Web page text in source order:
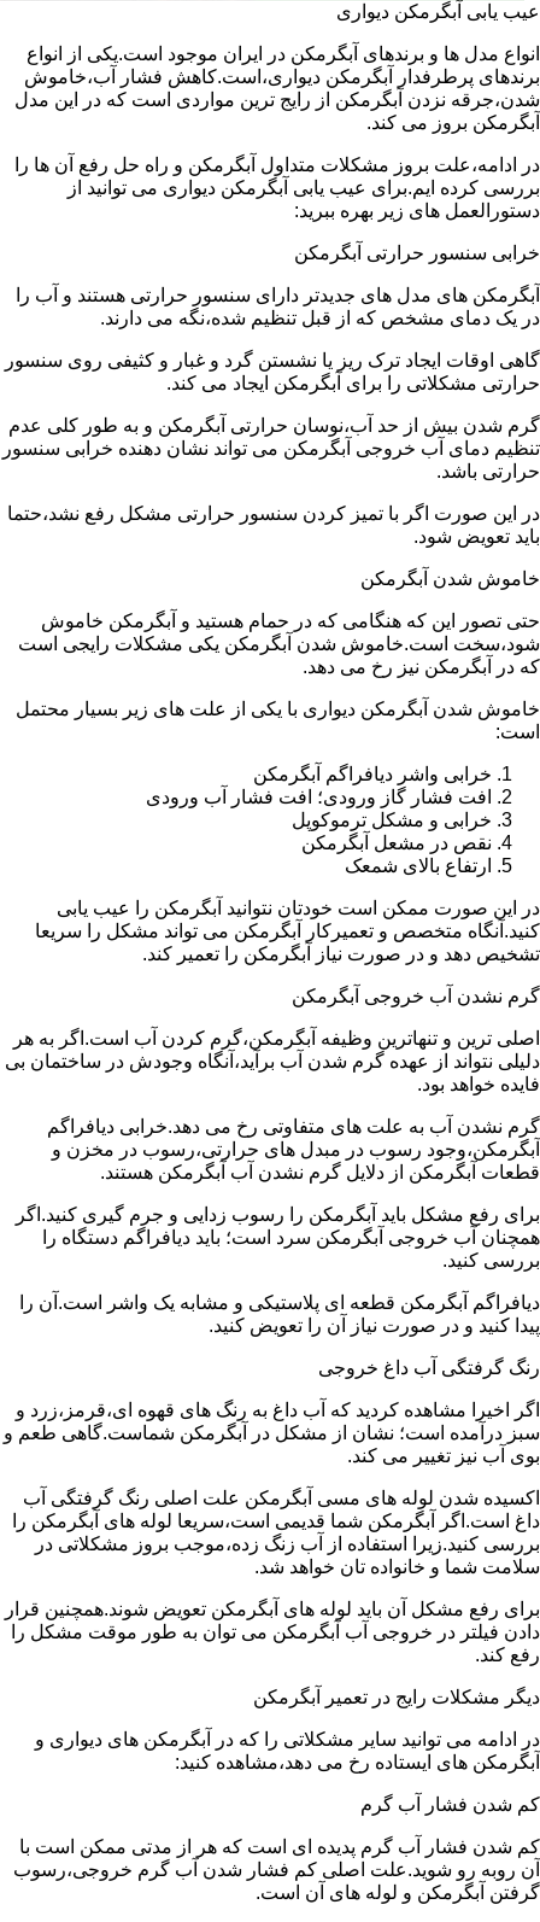
عیب یابی آبگرمکن دیواری
انواع مدل ها و برندهای آبگرمکن در ایران موجود است.یکی از انواع
برندهای پرطرفدار آبگرمکن دیواری،است.کاهش فشار آب،خاموش
شدن،جرقه نزدن آبگرمکن از رایج ترین مواردی است که در این مدل
آبگرمکن بروز می کند.
در ادامه،علت بروز مشکلات متداول آبگرمکن و راه حل رفع آن ها را
بررسی کرده ایم.برای عیب یابی آبگرمکن دیواری می توانید از
دستورالعمل های زیر بهره ببرید:
خرابی سنسور حرارتی آبگرمکن
آبگرمکن های مدل های جدیدتر دارای سنسور حرارتی هستند و آب را
در یک دمای مشخص که از قبل تنظیم شده،نگه می دارند.
گاهی اوقات ایجاد ترک ریز یا نشستن گرد و غبار و کثیفی روی سنسور
حرارتی مشکلاتی را برای آبگرمکن ایجاد می کند.
گرم شدن بیش از حد آب،نوسان حرارتی آبگرمکن و به طور کلی عدم
تنظیم دمای آب خروجی آبگرمکن می تواند نشان دهنده خرابی سنسور
حرارتی باشد.
در این صورت اگر با تمیز کردن سنسور حرارتی مشکل رفع نشد،حتما
باید تعویض شود.
خاموش شدن آبگرمکن
حتی تصور این که هنگامی که در حمام هستید و آبگرمکن خاموش
شود،سخت است.خاموش شدن آبگرمکن یکی مشکلات رایجی است
که در آبگرمکن نیز رخ می دهد.
خاموش شدن آبگرمکن دیواری با یکی از علت های زیر بسیار محتمل
است:
خرابی واشر دیافراگم آبگرمکن
افت فشار گاز ورودی؛ افت فشار آب ورودی
خرابی و مشکل ترموکوپل
نقص در مشعل آبگرمکن
ارتفاع بالای شمعک
در این صورت ممکن است خودتان نتوانید آبگرمکن را عیب یابی
کنید.آنگاه متخصص و تعمیرکار آبگرمکن می تواند مشکل را سریعا
تشخیص دهد و در صورت نیاز آبگرمکن را تعمیر کند.
گرم نشدن آب خروجی آبگرمکن
اصلی ترین و تنهاترین وظیفه آبگرمکن،گرم کردن آب است.اگر به هر
دلیلی نتواند از عهده گرم شدن آب برآید،آنگاه وجودش در ساختمان بی
فایده خواهد بود.
گرم نشدن آب به علت های متفاوتی رخ می دهد.خرابی دیافراگم
آبگرمکن،وجود رسوب در مبدل های حرارتی،رسوب در مخزن و
قطعات آبگرمکن از دلایل گرم نشدن آب آبگرمکن هستند.
برای رفع مشکل باید آبگرمکن را رسوب زدایی و جرم گیری کنید.اگر
همچنان آب خروجی آبگرمکن سرد است؛ باید دیافراگم دستگاه را
بررسی کنید.
دیافراگم آبگرمکن قطعه ای پلاستیکی و مشابه یک واشر است.آن را
پیدا کنید و در صورت نیاز آن را تعویض کنید.
رنگ گرفتگی آب داغ خروجی
اگر اخیرا مشاهده کردید که آب داغ به رنگ های قهوه ای،قرمز،زرد و
سبز درآمده است؛ نشان از مشکل در آبگرمکن شماست.گاهی طعم و
بوی آب نیز تغییر می کند.
اکسیده شدن لوله های مسی آبگرمکن علت اصلی رنگ گرفتگی آب
داغ است.اگر آبگرمکن شما قدیمی است،سریعا لوله های آبگرمکن را
بررسی کنید.زیرا استفاده از آب زنگ زده،موجب بروز مشکلاتی در
سلامت شما و خانواده تان خواهد شد.
برای رفع مشکل آن باید لوله های آبگرمکن تعویض شوند.همچنین قرار
دادن فیلتر در خروجی آب آبگرمکن می توان به طور موقت مشکل را
رفع کند.
دیگر مشکلات رایج در تعمیر آبگرمکن
در ادامه می توانید سایر مشکلاتی را که در آبگرمکن های دیواری و
آبگرمکن های ایستاده رخ می دهد،مشاهده کنید:
کم شدن فشار آب گرم
کم شدن فشار آب گرم پدیده ای است که هر از مدتی ممکن است با
آن روبه رو شوید.علت اصلی کم فشار شدن آب گرم خروجی،رسوب
گرفتن آبگرمکن و لوله های آن است.